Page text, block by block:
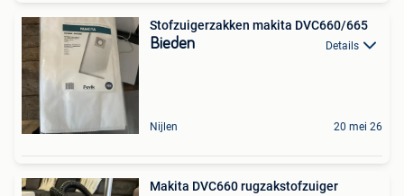
Stofzuigerzakken makita DVC660/665
Bieden Details
Nijlen 20 mei 26
Makita DVC660 rugzakstofzuiger